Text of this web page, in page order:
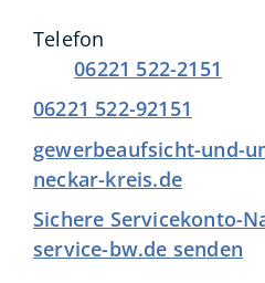
Telefon
06221 522-2151
06221 522-92151
gewerbeaufsicht-und-
neckar-kreis.de
Sichere Servicekonto-
service-bw.de senden